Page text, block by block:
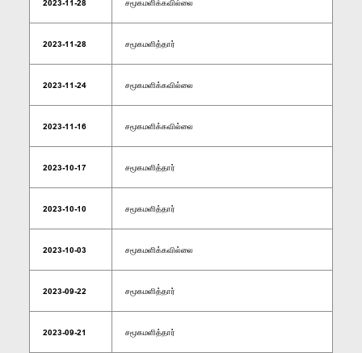
2023-11-28 சமூகமளிக்கவில்லை
2023-11-28 சமூகமளித்தார்
2023-11-24 சமூகமளிக்கவில்லை
2023-11-16 சமூகமளிக்கவில்லை
2023-10-17 சமூகமளித்தார்
2023-10-10 சமூகமளித்தார்
2023-10-03 சமூகமளிக்கவில்லை
2023-09-22 சமூகமளித்தார்
2023-09-21 சமூகமளித்தார்